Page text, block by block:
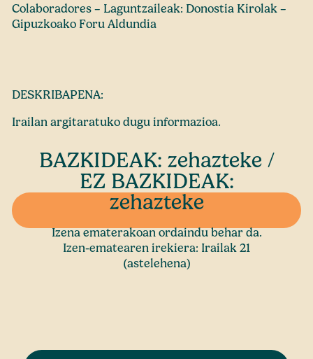
Colaboradores – Laguntzaileak: Donostia Kirolak –
Gipuzkoako Foru Aldundia
DESKRIBAPENA:
Irailan argitaratuko dugu informazioa.
BAZKIDEAK: zehazteke /
EZ BAZKIDEAK:
zehazteke
Izena ematerakoan ordaindu behar da.
Izen-ematearen irekiera: Irailak 21
(astelehena)